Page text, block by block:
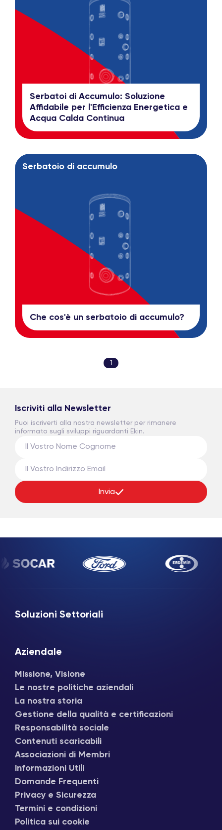
Serbatoi di Accumulo: Soluzione
Affidabile per l'Efficienza Energetica e
Acqua Calda Continua
Serbatoio di accumulo
Che cos'è un serbatoio di accumulo?
1
Iscriviti alla Newsletter
Puoi iscriverti alla nostra newsletter per rimanere
informato sugli sviluppi riguardanti Ekin.
Invia
Soluzioni Settoriali
Aziendale
Missione, Visione
Le nostre politiche aziendali
La nostra storia
Gestione della qualità e certificazioni
Responsabilità sociale
Contenuti scaricabili
Associazioni di Membri
Informazioni Utili
Domande Frequenti
Privacy e Sicurezza
Termini e condizioni
Politica sui cookie